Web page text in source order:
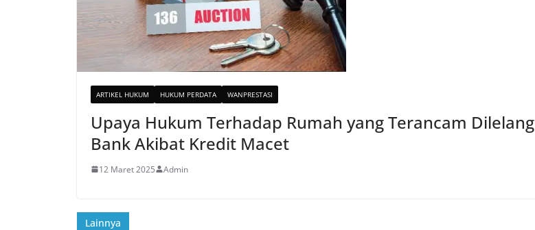
ARTIKEL HUKUM HUKUM PERDATA WANPRESTASI
Upaya Hukum Terhadap Rumah yang Terancam Dilelang
Bank Akibat Kredit Macet
12 Maret 2025 Admin
Lainnya